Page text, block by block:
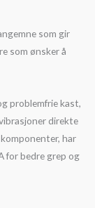
som gir
som ønsker å
problemfrie kast,
direkte
har
for bedre grep og